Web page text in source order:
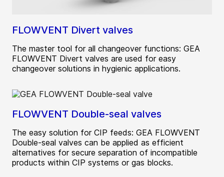
FLOWVENT Divert valves
The master tool for all changeover functions: GEA
FLOWVENT Divert valves are used for easy
changeover solutions in hygienic applications.
FLOWVENT Double-seal valves
The easy solution for CIP feeds: GEA FLOWVENT
Double-seal valves can be applied as efficient
alternatives for secure separation of incompatible
products within CIP systems or gas blocks.